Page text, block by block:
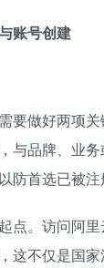
账号创建
要做好两项
与品牌、业
防首选已被注
点。访问阿
这不仅是国